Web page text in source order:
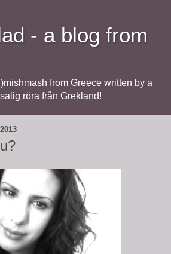
- a blog from
from Greece written by a
röra från Grekland!